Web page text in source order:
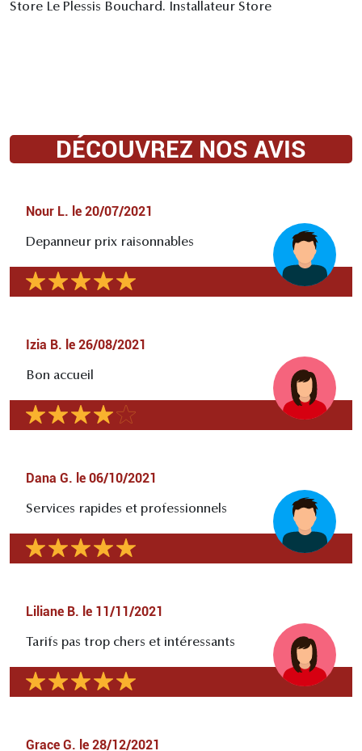
Store Le Plessis Bouchard. Installateur Store
DÉCOUVREZ NOS AVIS
Nour L. le 20/07/2021
Depanneur prix raisonnables
Izia B. le 26/08/2021
Bon accueil
Dana G. le 06/10/2021
Services rapides et professionnels
Liliane B. le 11/11/2021
Tarifs pas trop chers et intéressants
Grace G. le 28/12/2021